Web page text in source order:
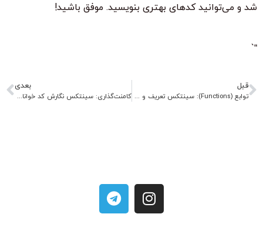
شد و می‌توانید کدهای بهتری بنویسید. موفق باشید!
“`
قبل
توابع (Functions): سینتکس تعریف و فراخوانی در زبان‌های مختلف
بعدی
کامنت‌گذاری: سینتکس نگارش کد خوانا و قابل فهم